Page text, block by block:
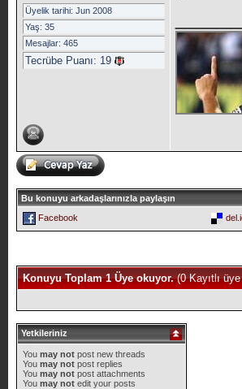
Üyelik tarihi: Jun 2008
Yaş: 35
Mesajlar: 465
Tecrübe Puanı: 19
Bu konuyu arkadaşlarınızla paylaşın
Facebook
Konuyu Toplam 1 Üye okuyor.(0 Kayıtlı
Yetkileriniz
You may notpost new threads
You may notpost replies
You may notpost attachments
You may notedit your posts